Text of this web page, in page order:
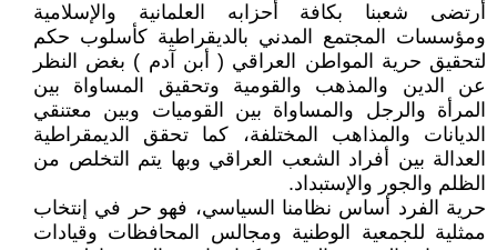
أرتضى شعبنا بكافة أحزابه العلمانية والإسلامية
ومؤسسات المجتمع المدني بالديقراطية كأسلوب حكم
لتحقيق حرية المواطن العراقي ( أبن آدم ) بغض النظر
عن الدين والمذهب والقومية وتحقيق المساواة بين
المرأة والرجل والمساواة بين القوميات وبين معتنقي
الديانات والمذاهب المختلفة، كما تحقق الديمقراطية
العدالة بين أفراد الشعب العراقي وبها يتم التخلص من
الظلم والجور والإستبداد.
حرية الفرد أساس نظامنا السياسي، فهو حر في إنتخاب
ممثلية للجمعية الوطنية ومجالس المحافظات وقيادات